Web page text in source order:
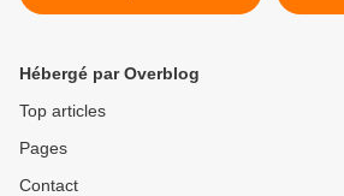
Brás Cubas
Hébergé par Overblog
Top articles
Pages
Contact